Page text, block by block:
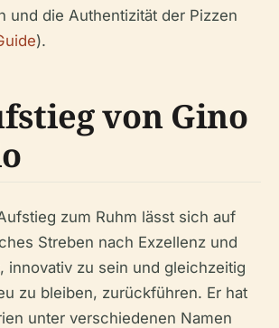
und die Authentizität der Pizzen
).
von Gino
zum Ruhm lässt sich auf
Streben nach Exzellenz und
innovativ zu sein und gleichzeitig
zu bleiben, zurückführen. Er hat
unter verschiedenen Namen